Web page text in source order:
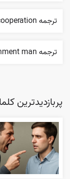
ترجمه noncooperation
ترجمه government man
پربازدیدترین